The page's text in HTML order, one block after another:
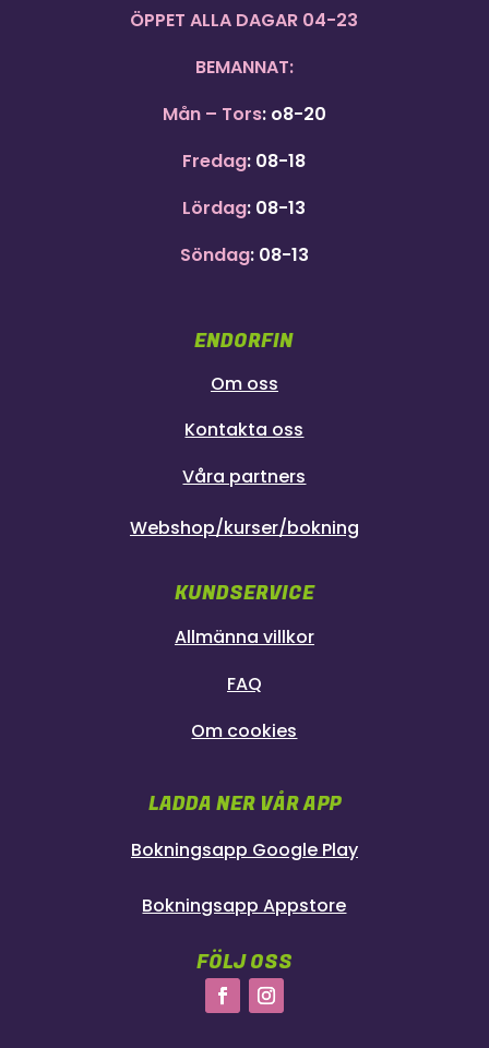
ÖPPET ALLA DAGAR 04-23
BEMANNAT:
Mån – Tors: o8-20
Fredag: 08-18
Lördag: 08-13
Söndag: 08-13
ENDORFIN
Om oss
Kontakta oss
Våra partners
Webshop/kurser/bokning
KUNDSERVICE
Allmänna villkor
FAQ
Om cookies
LADDA NER VÅR APP
Bokningsapp Google Play
Bokningsapp Appstore
FÖLJ OSS